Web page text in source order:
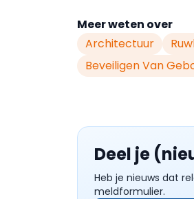
Meer weten over
Architectuur
Beveiligen Van
Deel je
Heb je nieuws dat
meldformulier.